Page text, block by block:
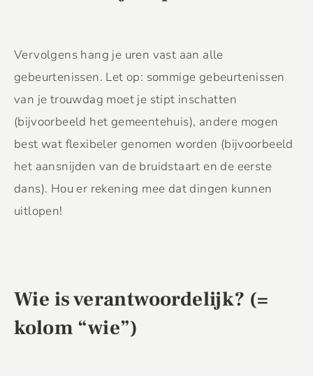
Vervolgens hang je uren vast aan alle
gebeurtenissen. Let op: sommige gebeurtenissen
van je trouwdag moet je stipt inschatten
(bijvoorbeeld het gemeentehuis), andere mogen
best wat flexibeler genomen worden (bijvoorbeeld
het aansnijden van de bruidstaart en de eerste
dans). Hou er rekening mee dat dingen kunnen
uitlopen!
Wie is verantwoordelijk? (=
kolom “wie”)